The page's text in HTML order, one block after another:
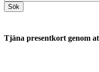
Tjäna presentkort genom